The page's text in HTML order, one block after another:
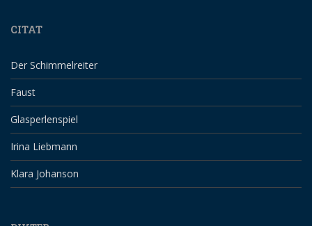
CITAT
Der Schimmelreiter
Faust
Glasperlenspiel
Irina Liebmann
Klara Johanson